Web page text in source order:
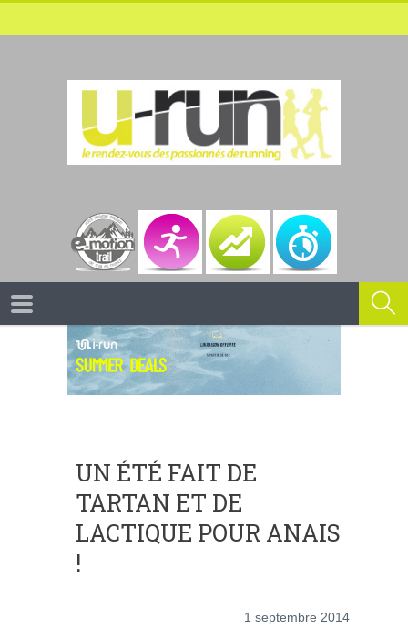
UN ÉTÉ FAIT DE
TARTAN ET DE
LACTIQUE POUR ANAIS
!
1 septembre 2014